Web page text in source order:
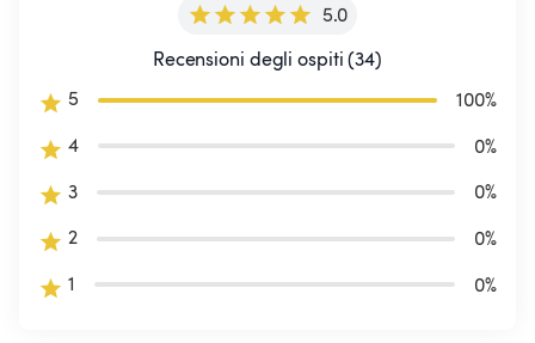
5.0
Recensioni degli ospiti (34)
5
100%
4
0%
3
0%
2
0%
1
0%